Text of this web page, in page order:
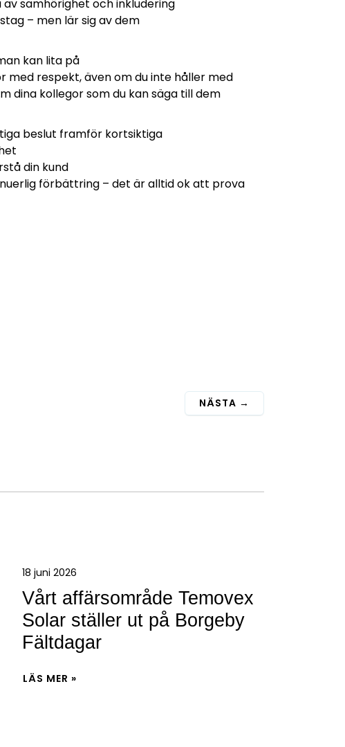
av samhörighet och inkludering
– men lär sig av dem
kan lita på
med respekt, även om du inte håller med
dina kollegor som du kan säga till dem
beslut framför kortsiktiga
din kund
förbättring – det är alltid ok att prova
NÄSTA →
18 juni 2026
Vårt affärsområde Temovex
Solar ställer ut på Borgeby
Fältdagar
LÄS MER »